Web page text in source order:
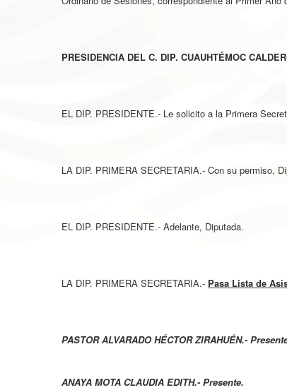
PRESIDENCIA DEL C. DIP. CUAUHTÉMOC
EL DIP. PRESIDENTE.- Le solicito a la Primera
LA DIP. PRIMERA SECRETARIA.- Con su permiso,
EL DIP. PRESIDENTE.- Adelante, Diputada.
LA DIP. PRIMERA SECRETARIA.- Pasa Lista de
PASTOR ALVARADO HÉCTOR ZIRAHUÉN.-
ANAYA MOTA CLAUDIA EDITH.- Presente.